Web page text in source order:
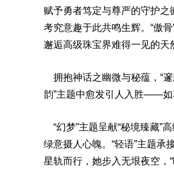
赋予勇者笃定与尊严的守护
考究意趣于此共鸣生辉。“傲
邂逅高级珠宝界难得一见的
拥抱神话之幽微与秘蕴，“
韵”主题中愈发引人入胜——如
“幻梦”主题呈献“秘境臻藏”
绿意摄人心魄。“轻语”主题
星轨而行，她步入无垠夜空，